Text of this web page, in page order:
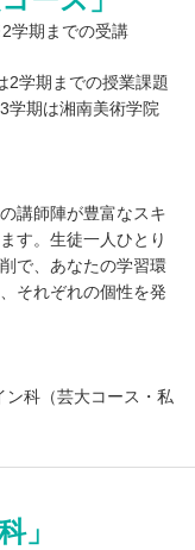
期までの受講
学期までの授業課題
学期は湘南美術学院
講師陣が豊富なスキ
す。生徒一人ひとり
で、あなたの学習環
それぞれの個性を発
科（芸大コース・私
」